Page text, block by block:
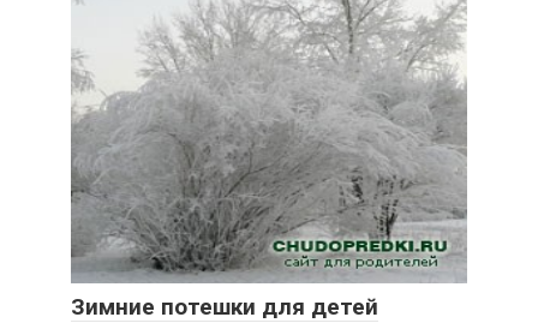
Зимние потешки для детей